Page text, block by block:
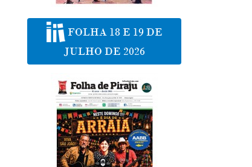
FOLHA 18 E 19 DE
JULHO DE 2026